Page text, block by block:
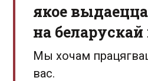
якое
на
Мы хочам
вас.